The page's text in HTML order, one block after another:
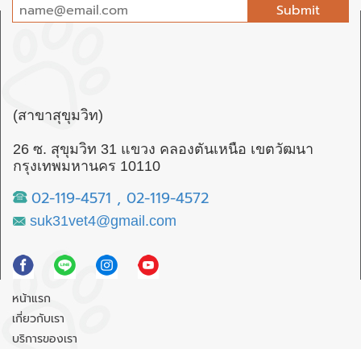
Submit
(สาขาสุขุมวิท)
26 ซ. สุขุมวิท 31 แขวง คลองตันเหนือ เขตวัฒนา
กรุงเทพมหานคร 10110
02-119-4571 , 02-119-4572
suk31vet4@gmail.com
หน้าแรก
เกี่ยวกับเรา
บริการของเรา